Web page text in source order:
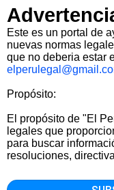
Este es un portal de
nuevas normas
que no deberia estar
Propósito:
El propósito de "El
legales que
para buscar
resoluciones,